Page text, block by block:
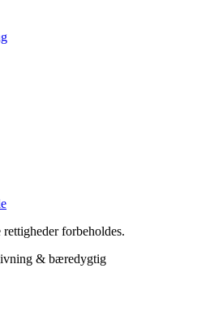
forbeholdes.
& bæredygtig